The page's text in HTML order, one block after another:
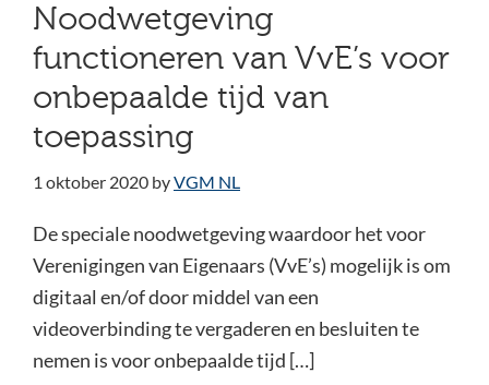
Noodwetgeving
functioneren van VvE’s voor
onbepaalde tijd van
toepassing
1 oktober 2020 byVGM NL
De speciale noodwetgeving waardoor het voor
Verenigingen van Eigenaars (VvE’s) mogelijk is om
digitaal en/of door middel van een
videoverbinding te vergaderen en besluiten te
nemen is voor onbepaalde tijd […]